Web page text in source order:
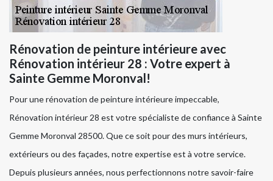
Rénovation de peinture intérieure avec
Rénovation intérieur 28 : Votre expert à
Sainte Gemme Moronval!
Pour une rénovation de peinture intérieure impeccable,
Rénovation intérieur 28 est votre spécialiste de confiance à Sainte
Gemme Moronval 28500. Que ce soit pour des murs intérieurs,
extérieurs ou des façades, notre expertise est à votre service.
Depuis plusieurs années, nous perfectionnons notre savoir-faire